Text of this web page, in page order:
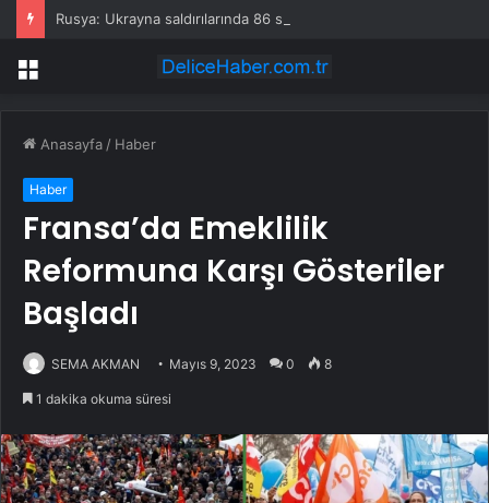
Rusya: Ukrayna saldırılarında 86 sivil öldü
Menü
Anasayfa / Haber
Haber
Fransa’da Emeklilik
Reformuna Karşı Gösteriler
Başladı
SEMA AKMAN Mayıs 9, 2023 0 8
1 dakika okuma süresi